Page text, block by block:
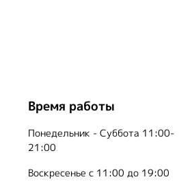
Время работы
Понедельник - Суббота 11:00-
21:00
Воскресенье с 11:00 до 19:00